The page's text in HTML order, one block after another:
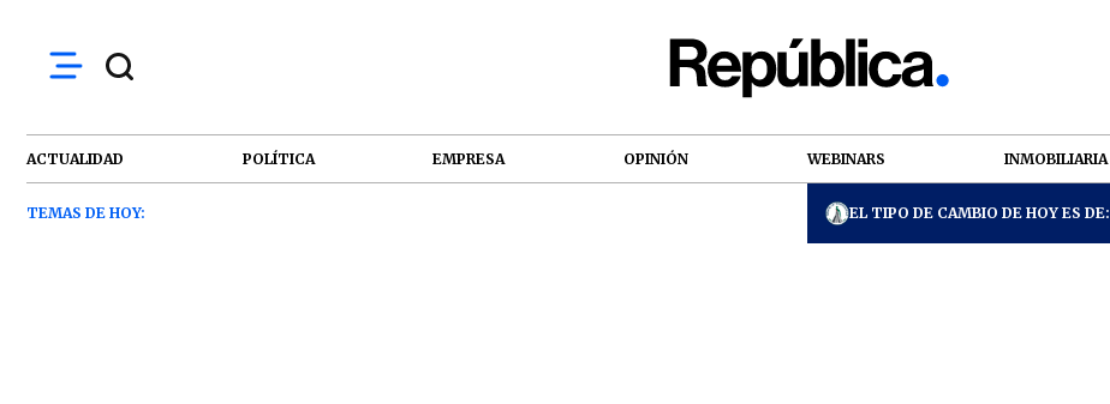
ACTUALIDAD POLÍTICA EMPRESA OPINIÓN WEBINARS INMOBILIARIA
TEMAS DE HOY: EL TIPO DE CAMBIO DE HOY ES DE: